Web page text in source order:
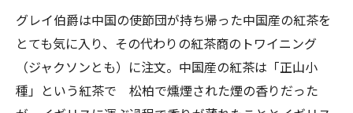
グレイ伯爵は中国の使節団が持ち帰った中国産の紅茶を
とても気に入り、その代わりの紅茶商のトワイニング
（ジャクソンとも）に注文。中国産の紅茶は「正山小
種」という紅茶で 松柏で燻煙された煙の香りだった